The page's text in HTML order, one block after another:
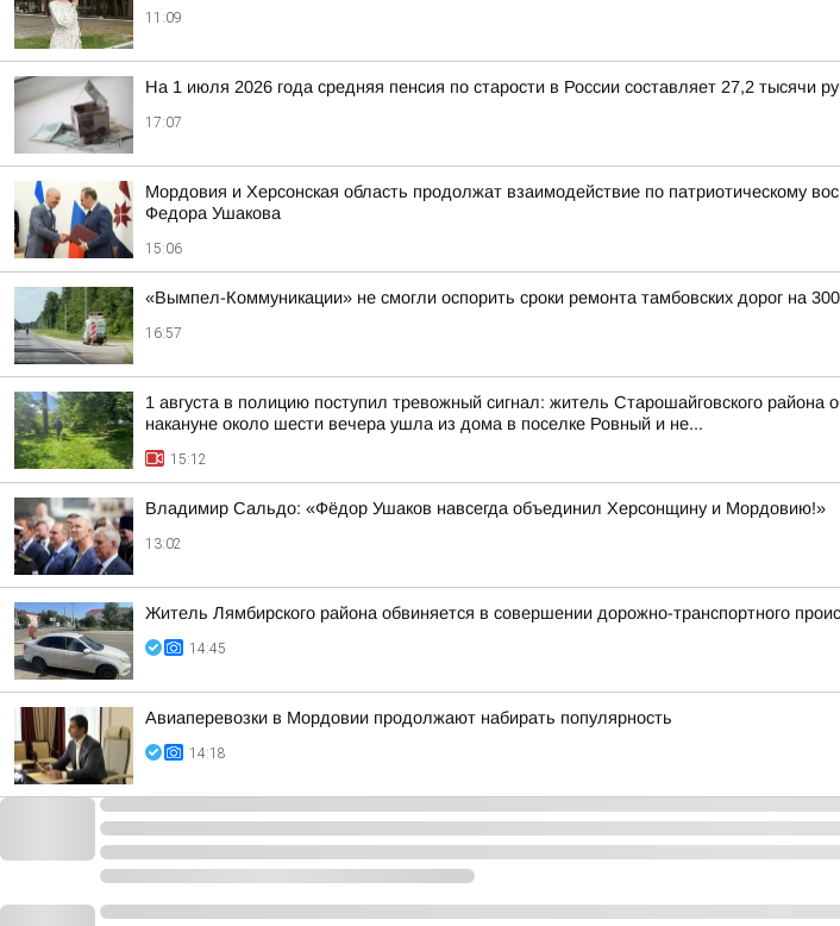
11:09
На 1 июля 2026 года средняя пенсия по старости в России составляет 27,2 тысячи
17:07
Мордовия и Херсонская область продолжат взаимодействие по патриотическому
Федора Ушакова
15:06
«Вымпел-Коммуникации» не смогли оспорить сроки ремонта тамбовских дорог на
16:57
1 августа в полицию поступил тревожный сигнал: житель Старошайговского
накануне около шести вечера ушла из дома в поселке Ровный и не...
15:12
Владимир Сальдо: «Фёдор Ушаков навсегда объединил Херсонщину и Мордовию!»
13:02
Житель Лямбирского района обвиняется в совершении дорожно-транспортного
14:45
Авиаперевозки в Мордовии продолжают набирать популярность
14:18